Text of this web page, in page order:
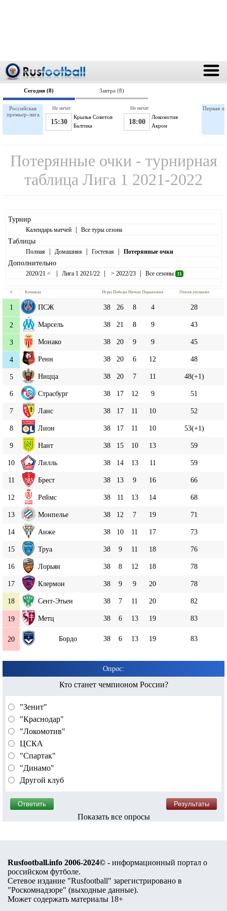
Сегодня (8) Завтра (8)
Российская
премьер-лига
Крылья Советов
15:30 Балтика
Не начат
Локомотив
18:00 Акрон
Не начат Первая
Потерянные очки - турнирная
таблица Лига 1 2021-2022
Турнир
Календарь матчей | Все туры сезона
Таблицы
Полная | Домашняя | Гостевая | Потерянные очки
Дополнительно
2020/21 < | Лига 1 2021/22 | > 2022/23 | Все сезоны 31
# Команда Игры Победы Ничьи Поражения Очков упущено
1 ПСЖ 38 26 8 4 28
2 Марсель 38 21 8 9 43
3 Монако 38 20 9 9 45
4 Ренн 38 20 6 12 48
5 Ницца 38 20 7 11 48(+1)
6 Страсбург 38 17 12 9 51
7 Ланс 38 17 11 10 52
8 Лион 38 17 11 10 53(+1)
9 Нант 38 15 10 13 59
10 Лилль 38 14 13 11 59
11 Брест 38 13 9 16 66
12 Реймс 38 11 13 14 68
13 Монпелье 38 12 7 19 71
14 Анже 38 10 11 17 73
15 Труа 38 9 11 18 76
16 Лорьян 38 8 12 18 78
17 Клермон 38 9 9 20 78
18 Сент-Этьен 38 7 11 20 82
19 Метц 38 6 13 19 83
20 Бордо 38 6 13 19 83
Опрос:
Кто станет чемпионом России?
"Зенит"
"Краснодар"
"Локомотив"
ЦСКА
"Спартак"
"Динамо"
Другой клуб
Показать все опросы
Rusfootball.info 2006-2024© - информационный портал о
российском футболе.
Сетевое издание "Rusfootball" зарегистрировано в
"Роскомнадзоре" (выходные данные).
Может содержать материалы 18+